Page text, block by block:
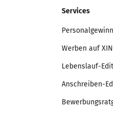
Services
Werben auf
Lebenslauf-
Anschreiben-